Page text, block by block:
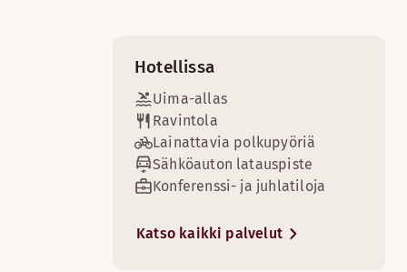
Hotellissa
Uima-allas
Ravintola
Lainattavia polkupyöriä
Sähköauton latauspiste
Konferenssi- ja juhlatiloja
Katso kaikki palvelut